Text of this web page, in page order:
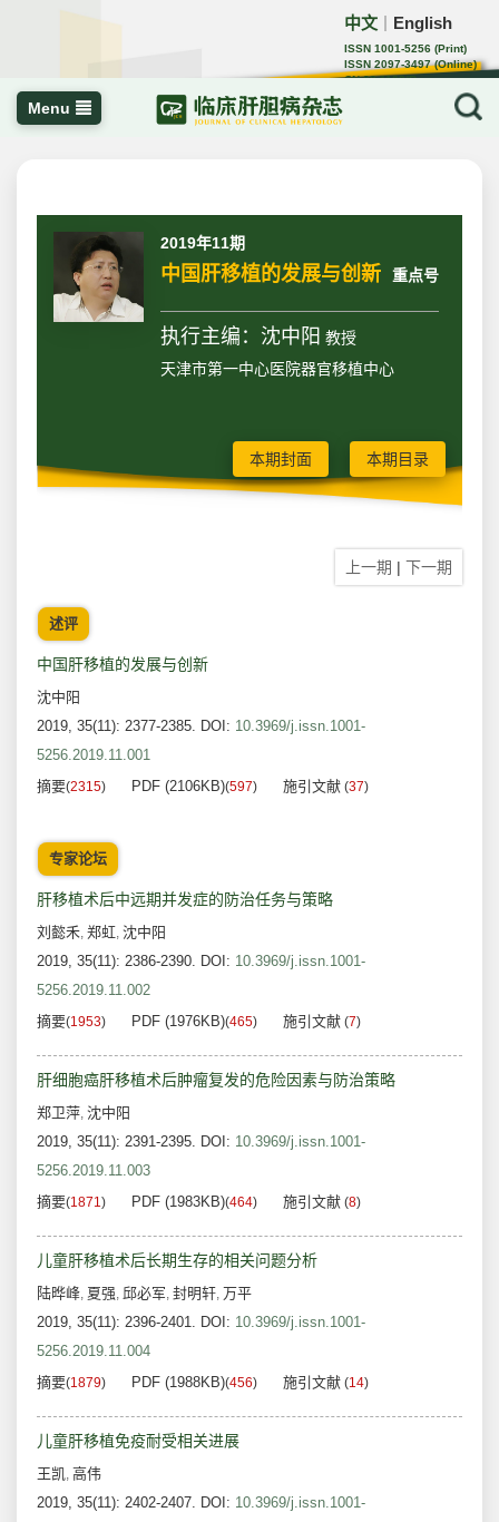
中文 English
ISSN 1001-5256 (Print)
ISSN 2097-3497 (Online)
CN 22-1108/R
Menu
2019年11期
中国肝移植的发展与创新 重点号
执行主编：沈中阳 教授
天津市第一中心医院器官移植中心
本期封面 本期目录
上一期 | 下一期
述评
中国肝移植的发展与创新
沈中阳
2019, 35(11): 2377-2385. DOI: 10.3969/j.issn.1001-
5256.2019.11.001
摘要(2315) PDF (2106KB)(597) 施引文献 (37)
专家论坛
肝移植术后中远期并发症的防治任务与策略
刘懿禾, 郑虹, 沈中阳
2019, 35(11): 2386-2390. DOI: 10.3969/j.issn.1001-
5256.2019.11.002
摘要(1953) PDF (1976KB)(465) 施引文献 (7)
肝细胞癌肝移植术后肿瘤复发的危险因素与防治策略
郑卫萍, 沈中阳
2019, 35(11): 2391-2395. DOI: 10.3969/j.issn.1001-
5256.2019.11.003
摘要(1871) PDF (1983KB)(464) 施引文献 (8)
儿童肝移植术后长期生存的相关问题分析
陆晔峰, 夏强, 邱必军, 封明轩, 万平
2019, 35(11): 2396-2401. DOI: 10.3969/j.issn.1001-
5256.2019.11.004
摘要(1879) PDF (1988KB)(456) 施引文献 (14)
儿童肝移植免疫耐受相关进展
王凯, 高伟
2019, 35(11): 2402-2407. DOI: 10.3969/j.issn.1001-